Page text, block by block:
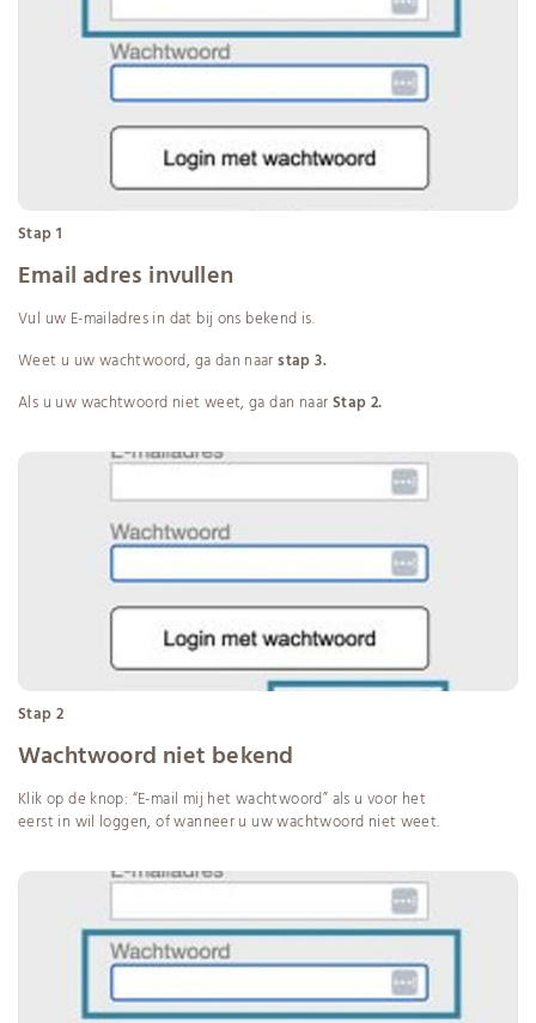
Stap 1
Email adres invullen
Vul uw E-mailadres in dat bij ons bekend is.
Weet u uw wachtwoord, ga dan naarstap 3.
Als u uw wachtwoord niet weet, ga dan naarStap 2.
Stap 2
Wachtwoord niet bekend
Klik op de knop: “E-mail mij het wachtwoord” als u voor het
eerst in wil loggen, of wanneer u uw wachtwoord niet weet.